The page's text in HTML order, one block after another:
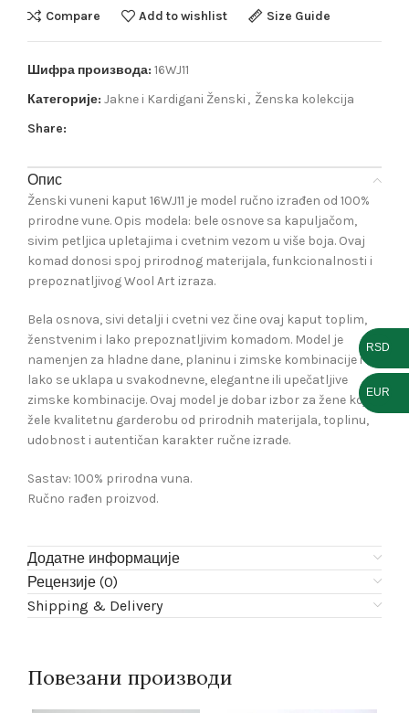
Compare Add to wishlist Size Guide
Шифра производа: 16WJ11
Категорије: Jakne i Kardigani Ženski , Ženska kolekcija
Share:
Опис
Ženski vuneni kaput 16WJ11 je model ručno izrađen od 100%
prirodne vune. Opis modela: bele osnove sa kapuljačom,
sivim petljica upletajima i cvetnim vezom u više boja. Ovaj
komad donosi spoj prirodnog materijala, funkcionalnosti i
prepoznatljivog Wool Art izraza.
Bela osnova, sivi detalji i cvetni vez čine ovaj kaput toplim,
ženstvenim i lako prepoznatljivim komadom. Model je
namenjen za hladne dane, planinu i zimske kombinacije i
lako se uklapa u svakodnevne, elegantne ili upečatljive
zimske kombinacije. Ovaj model je dobar izbor za žene koje
žele kvalitetnu garderobu od prirodnih materijala, toplinu,
udobnost i autentičan karakter ručne izrade.
Sastav: 100% prirodna vuna.
Ručno rađen proizvod.
Додатне информације
Рецензије (0)
Shipping & Delivery
Повезани производи
RSD
EUR